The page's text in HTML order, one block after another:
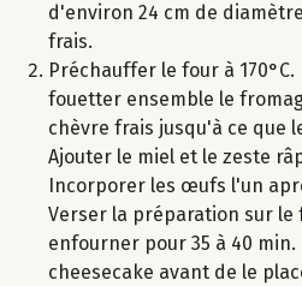
d'environ 24 cm de
frais.
Préchauffer le four à
fouetter ensemble le
chèvre frais jusqu'à ce que
Ajouter le miel et le zeste
Incorporer les œufs l'un
Verser la préparation sur
enfourner pour 35 à 40
cheesecake avant de le